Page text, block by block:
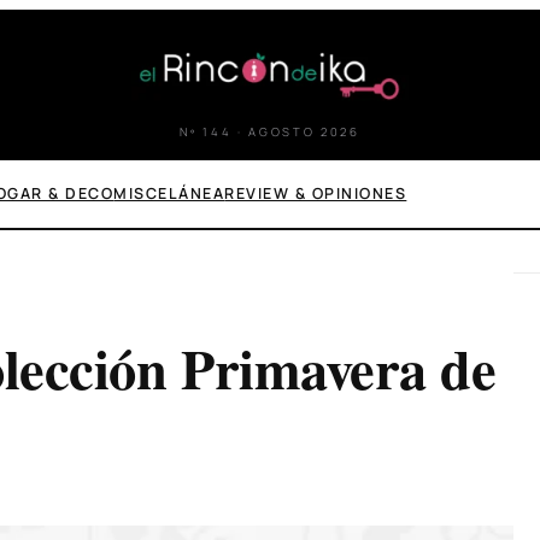
Nº 144 · AGOSTO 2026
& DECOMISCELÁNEAREVIEW & OPINIONES
Primavera de